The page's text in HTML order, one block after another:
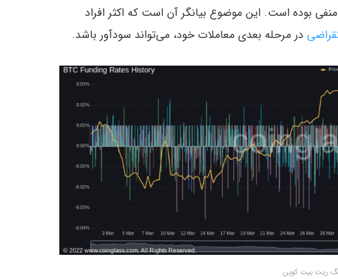
بوده است. این موضوع بیانگر آن است که اکثر افراد
در مرحله بعدی معاملات خود، می‌تواند سودآور باشد.
ریت بیت کوین